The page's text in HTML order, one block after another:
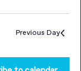
Previous Day